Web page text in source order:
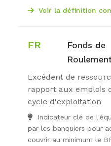
Voir la définition
FR
Fonds de
Excédent de
rapport aux emplois
cycle d'exploitation
Indicateur clé de
par les banquiers pour
couvrir au minimum le